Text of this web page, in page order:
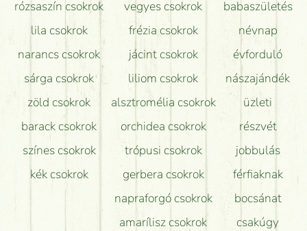
rózsaszín csokrok
lila csokrok
narancs csokrok
sárga csokrok
zöld csokrok
barack csokrok
színes csokrok
kék csokrok
vegyes csokrok
frézia csokrok
jácint csokrok
liliom csokrok
alsztromélia csokrok
orchidea csokrok
trópusi csokrok
gerbera csokrok
napraforgó csokrok
amarílisz csokrok
babaszületés
névnap
évforduló
nászajándék
üzleti
részvét
jobbulás
férfiaknak
bocsánat
csakúgy